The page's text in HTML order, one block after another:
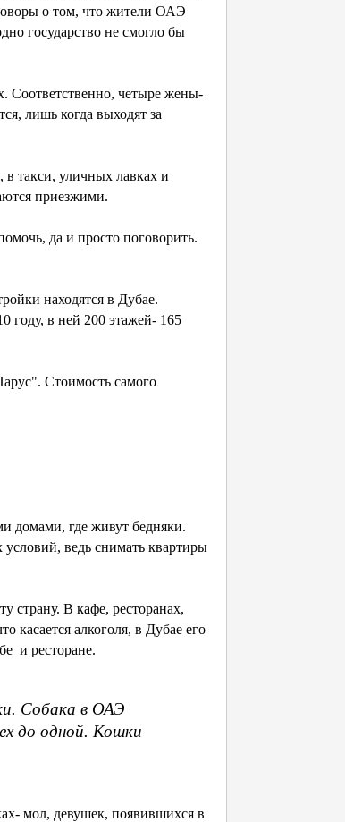
о том, что жители ОАЭ
государство не смогло бы
Соответственно, четыре жены-
лишь когда выходят за
в такси, уличных лавках и
приезжими.
да и просто поговорить.
находятся в Дубае.
году, в ней 200 этажей- 165
Стоимость самого
домами, где живут бедняки.
условий, ведь снимать квартиры
страну. В кафе, ресторанах,
касается алкоголя, в Дубае его
и ресторане.
Собака в ОАЭ
до одной. Кошки
мол, девушек, появившихся в